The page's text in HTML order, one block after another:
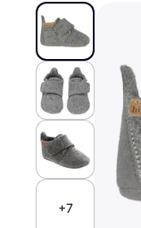
+7